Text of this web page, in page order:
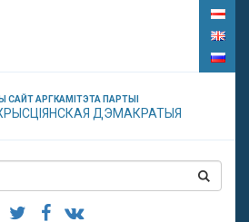
САЙТ АРГКАМІТЭТА ПАРТЫІ
ДЭМАКРАТЫЯ